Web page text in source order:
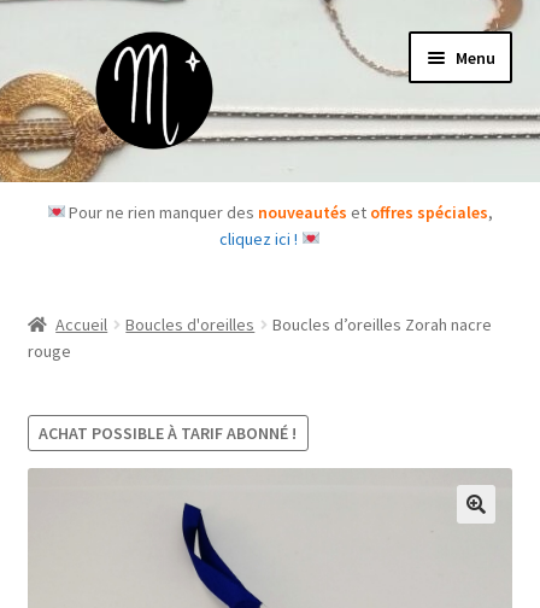
à
la
navigation
au
contenu
Menu
Accueil
Les box
Pour ne rien manquer des nouveautéset offres spéciales,
cliquez ici !
Accueil Boucles d'oreilles
Boucles d’oreilles Zorah nacre
rouge
ACHAT POSSIBLE À TARIF ABONNÉ !